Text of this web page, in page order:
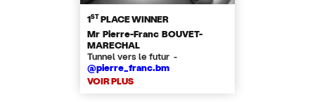
1STPLACE WINNER
Mr Pierre-Franc BOUVET-
MARECHAL
Tunnel vers le futur -
@pierre_franc.bm
VOIR PLUS